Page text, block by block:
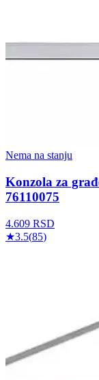
Nema na stanju
Konzola za
76110075
4.609 RSD
★3.5(85)